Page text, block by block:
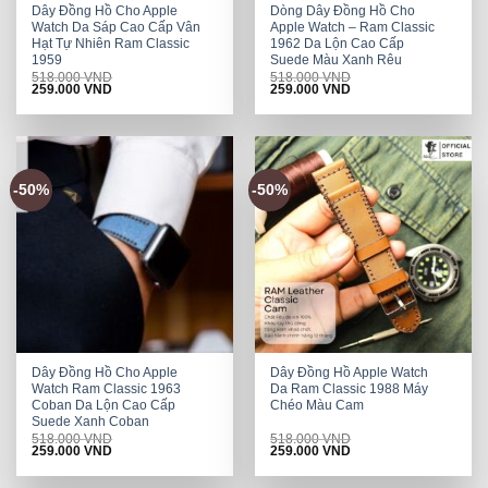
Dây Đồng Hồ Cho Apple
Watch Da Sáp Cao Cấp Vân
Hạt Tự Nhiên Ram Classic
1959
518.000VND
Original
was:
259.000VNDCurrent
is:
Dòng Dây Đồng Hồ Cho
Apple Watch – Ram Classic
1962 Da Lộn Cao Cấp
Suede Màu Xanh Rêu
518.000VND
Original
was:
259.000VNDCurrent
is:
-50%
Dây Đồng Hồ Cho Apple
Watch Ram Classic 1963
Coban Da Lộn Cao Cấp
Suede Xanh Coban
518.000VND
Original
was:
259.000VNDCurrent
is:
-50%
Dây Đồng Hồ Apple Watch
Da Ram Classic 1988 Máy
Chéo Màu Cam
518.000VND
Original
was:
259.000VNDCurrent
is: